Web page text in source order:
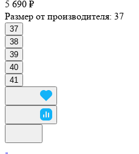
5 690 ₽
Размер от производителя: 37
37
38
39
40
41